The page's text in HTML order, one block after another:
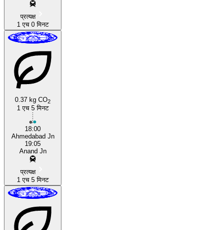
प्रत्यक्ष
1 एच 0 मिनट
0.37 kg CO2
1 एच 5 मिनट
18:00
Ahmedabad Jn
19:05
Anand Jn
प्रत्यक्ष
1 एच 5 मिनट